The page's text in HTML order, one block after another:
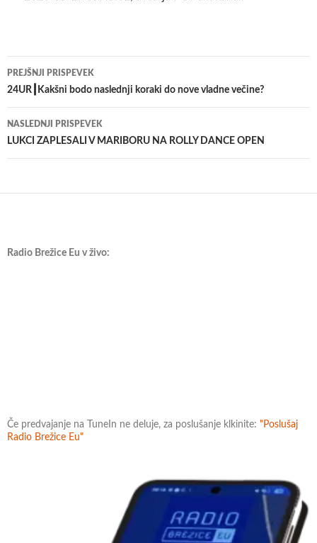
Krmarjenje
po
prispevkih
PREJŠNJI PRISPEVEK
24UR┃Kakšni bodo naslednji koraki do nove vladne večine?
NASLEDNJI PRISPEVEK
LUKCI ZAPLESALI V MARIBORU NA ROLLY DANCE OPEN
Radio Brežice Eu v živo:
Če predvajanje na TuneIn ne deluje, za poslušanje klkinite: "Poslušaj
Radio Brežice Eu"